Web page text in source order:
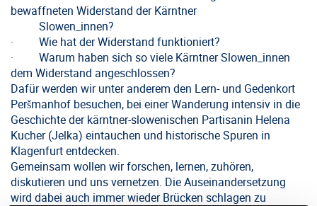
bewaffneten Widerstand der Kärntner
Slowen_innen?
· Wie hat der Widerstand funktioniert?
· Warum haben sich so viele Kärntner Slowen_innen
dem Widerstand angeschlossen?
Dafür werden wir unter anderem den Lern- und Gedenkort
Peršmanhof besuchen, bei einer Wanderung intensiv in die
Geschichte der kärntner-slowenischen Partisanin Helena
Kucher (Jelka) eintauchen und historische Spuren in
Klagenfurt entdecken.
Gemeinsam wollen wir forschen, lernen, zuhören,
diskutieren und uns vernetzen. Die Auseinandersetzung
wird dabei auch immer wieder Brücken schlagen zu